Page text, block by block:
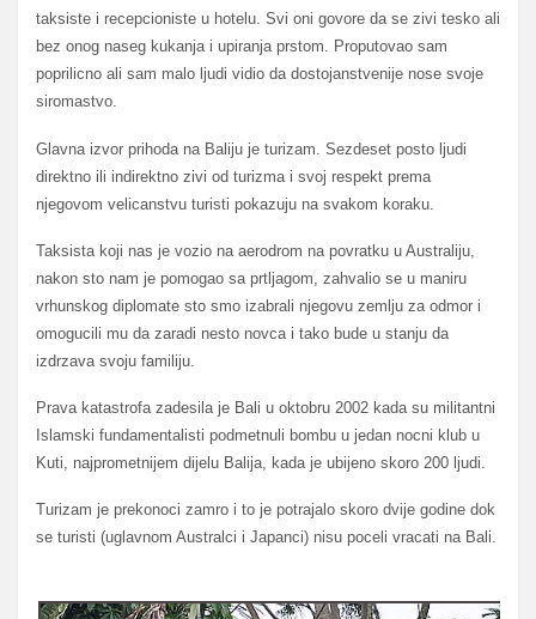
taksiste i recepcioniste u hotelu. Svi oni govore da se zivi tesko ali
bez onog naseg kukanja i upiranja prstom. Proputovao sam
poprilicno ali sam malo ljudi vidio da dostojanstvenije nose svoje
siromastvo.
Glavna izvor prihoda na Baliju je turizam. Sezdeset posto ljudi
direktno ili indirektno zivi od turizma i svoj respekt prema
njegovom velicanstvu turisti pokazuju na svakom koraku.
Taksista koji nas je vozio na aerodrom na povratku u Australiju,
nakon sto nam je pomogao sa prtljagom, zahvalio se u maniru
vrhunskog diplomate sto smo izabrali njegovu zemlju za odmor i
omogucili mu da zaradi nesto novca i tako bude u stanju da
izdrzava svoju familiju.
Prava katastrofa zadesila je Bali u oktobru 2002 kada su militantni
Islamski fundamentalisti podmetnuli bombu u jedan nocni klub u
Kuti, najprometnijem dijelu Balija, kada je ubijeno skoro 200 ljudi.
Turizam je prekonoci zamro i to je potrajalo skoro dvije godine dok
se turisti (uglavnom Australci i Japanci) nisu poceli vracati na Bali.